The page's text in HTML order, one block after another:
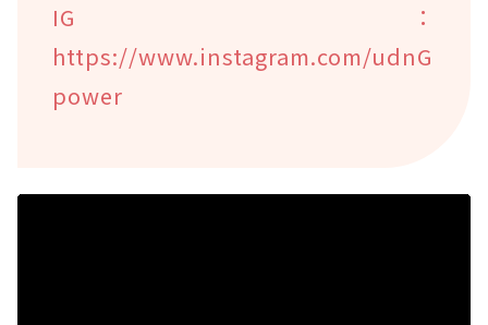
IG：
https://www.instagram.com/udnG
power